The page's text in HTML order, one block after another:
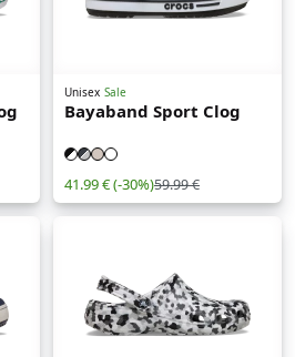
Unisex Sale
Bayaband Sport Clog
41.99 €(-30%)59.99 €